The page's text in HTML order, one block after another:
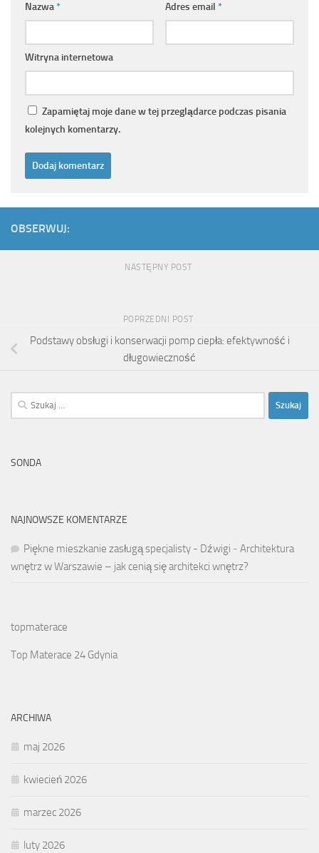
Nazwa* Adres email *
Witryna internetowa
Zapamiętaj moje dane w tej przeglądarce podczas pisania
kolejnych komentarzy.
OBSERWUJ:
NASTĘPNY POST
POPRZEDNI POST
Podstawy obsługi i konserwacji pomp ciepła: efektywność i
długowieczność
Szukaj:
SONDA
NAJNOWSZE KOMENTARZE
Piękne mieszkanie zasługą specjalisty - Dźwigi - Architektura
wnętrz w Warszawie – jak cenią się architekci wnętrz?
topmaterace
Top Materace 24 Gdynia
ARCHIWA
maj 2026
kwiecień 2026
marzec 2026
luty 2026